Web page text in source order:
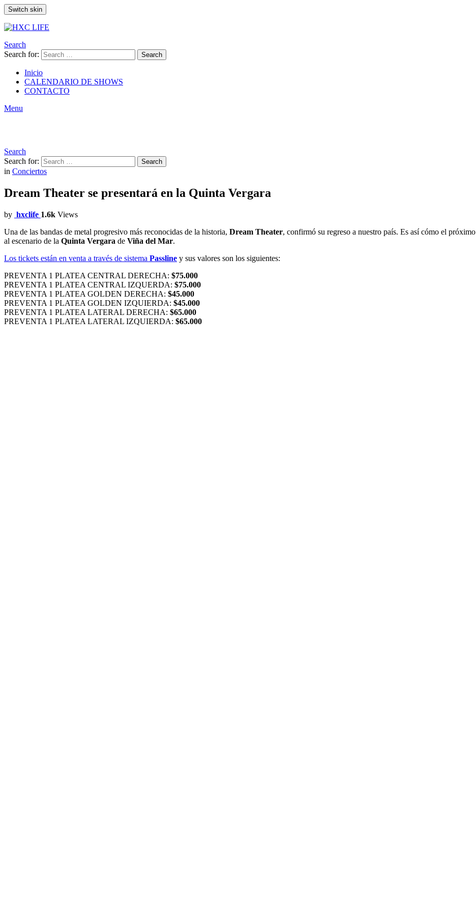
Switch skin
Search
Search for:
Search
Inicio
CALENDARIO DE SHOWS
CONTACTO
Menu
Search
Search for:
Search
in Conciertos
Dream Theater se presentará en la Quinta Vergara
by hxclife 1.6k Views
Una de las bandas de metal progresivo más reconocidas de la historia, Dream Theater, confirmó su regreso a nuestro país. Es así cómo el próximo
al escenario de la Quinta Vergara de Viña del Mar.
Los tickets están en venta a través de sistema Passline y sus valores son los siguientes:
PREVENTA 1 PLATEA CENTRAL DERECHA: $75.000
PREVENTA 1 PLATEA CENTRAL IZQUERDA: $75.000
PREVENTA 1 PLATEA GOLDEN DERECHA: $45.000
PREVENTA 1 PLATEA GOLDEN IZQUIERDA: $45.000
PREVENTA 1 PLATEA LATERAL DERECHA: $65.000
PREVENTA 1 PLATEA LATERAL IZQUIERDA: $65.000